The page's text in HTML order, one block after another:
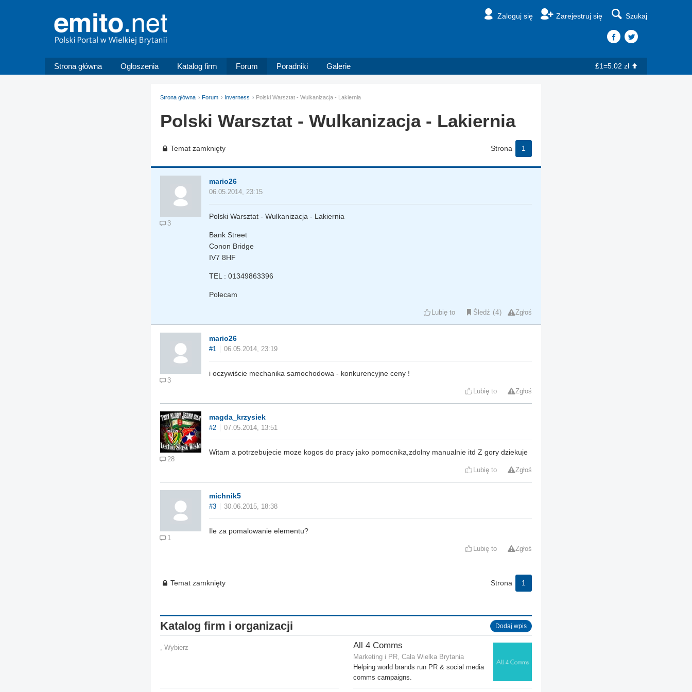
Zaloguj się Zarejestruj się Szukaj
Strona główna Ogłoszenia Katalog firm Forum Poradniki Galerie £1=5.02 zł
Strona główna Forum Inverness Polski Warsztat - Wulkanizacja - Lakiernia
Polski Warsztat - Wulkanizacja - Lakiernia
Temat zamknięty Strona 1
3
mario26
06.05.2014, 23:15
Polski Warsztat - Wulkanizacja - Lakiernia
Bank Street
Conon Bridge
IV7 8HF
TEL : 01349863396
Polecam
Lubię to Śledź 4 Zgłoś
3
mario26
#1 06.05.2014, 23:19
i oczywiście mechanika samochodowa - konkurencyjne ceny !
Lubię to Zgłoś
28
magda_krzysiek
#2 07.05.2014, 13:51
Witam a potrzebujecie moze kogos do pracy jako pomocnika,zdolny manualnie itd Z gory dziekuje
Lubię to Zgłoś
1
michnik5
#3 30.06.2015, 18:38
Ile za pomalowanie elementu?
Lubię to Zgłoś
Temat zamknięty Strona 1
Katalog firm i organizacji Dodaj wpis
, Wybierz All 4 Comms
Marketing i PR, Cała Wielka Brytania
Helping world brands run PR & social media
comms campaigns.